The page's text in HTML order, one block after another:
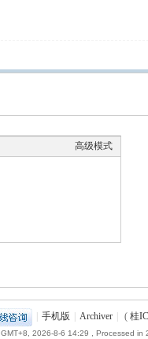
高级模式
手机版 Archiver ( 桂
GMT+8, 2026-8-6 14:29 , Processed in